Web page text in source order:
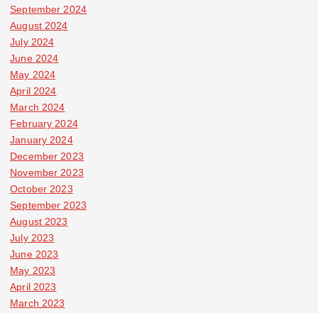
September 2024
August 2024
July 2024
June 2024
May 2024
April 2024
March 2024
February 2024
January 2024
December 2023
November 2023
October 2023
September 2023
August 2023
July 2023
June 2023
May 2023
April 2023
March 2023